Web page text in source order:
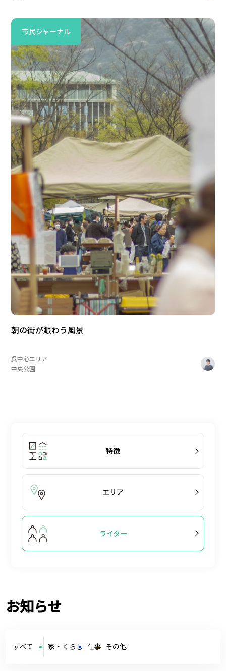
市民ジャーナル
朝の街が賑わう風景
呉中心エリア
中央公園
特徴
エリア
ライター
お知らせ
すべて 家・くらし 仕事 その他